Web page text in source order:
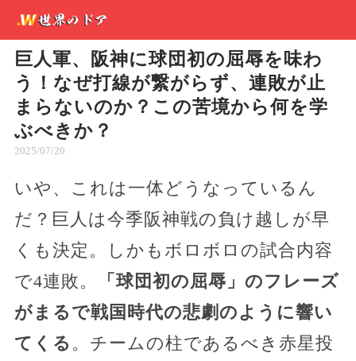
巨人軍、阪神に球団初の屈辱を味わ
う！なぜ打線が繋がらず、連敗が止
まらないのか？この苦境から何を学
ぶべきか？
2025/07/20
いや、これは一体どうなっているん
だ？巨人は今季阪神戦の負け越しが早
くも決定。しかもボロボロの試合内容
で4連敗。
「球団初の屈辱」のフレーズ
がまるで戦国時代の悲劇のように響い
てくる 。チームの柱であるべき赤星投